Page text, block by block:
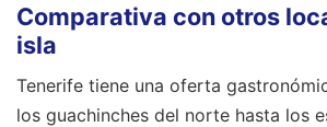
Comparativa con otros
isla
Tenerife tiene una oferta
los guachinches del norte hasta los